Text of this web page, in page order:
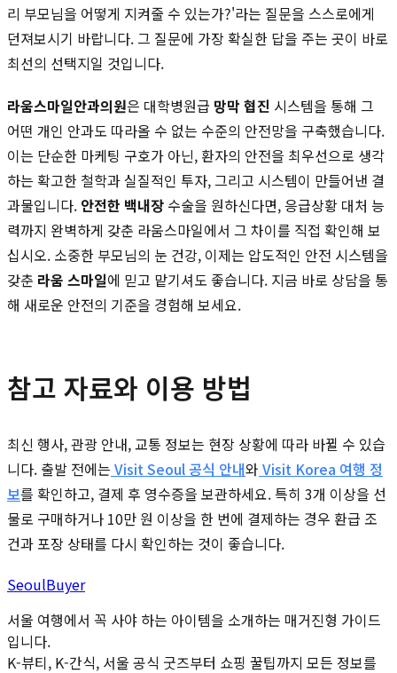
리 부모님을 어떻게 지켜줄 수 있는가?'라는 질문을 스스로에게
던져보시기 바랍니다. 그 질문에 가장 확실한 답을 주는 곳이 바로
최선의 선택지일 것입니다.
라움스마일안과의원은 대학병원급 망막 협진 시스템을 통해 그
어떤 개인 안과도 따라올 수 없는 수준의 안전망을 구축했습니다.
이는 단순한 마케팅 구호가 아닌, 환자의 안전을 최우선으로 생각
하는 확고한 철학과 실질적인 투자, 그리고 시스템이 만들어낸 결
과물입니다. 안전한 백내장 수술을 원하신다면, 응급상황 대처 능
력까지 완벽하게 갖춘 라움스마일에서 그 차이를 직접 확인해 보
십시오. 소중한 부모님의 눈 건강, 이제는 압도적인 안전 시스템을
갖춘 라움 스마일에 믿고 맡기셔도 좋습니다. 지금 바로 상담을 통
해 새로운 안전의 기준을 경험해 보세요.
참고 자료와 이용 방법
최신 행사, 관광 안내, 교통 정보는 현장 상황에 따라 바뀔 수 있습
니다. 출발 전에는 Visit Seoul 공식 안내와 Visit Korea 여행 정
보를 확인하고, 결제 후 영수증을 보관하세요. 특히 3개 이상을 선
물로 구매하거나 10만 원 이상을 한 번에 결제하는 경우 환급 조
건과 포장 상태를 다시 확인하는 것이 좋습니다.
SeoulBuyer
서울 여행에서 꼭 사야 하는 아이템을 소개하는 매거진형 가이드
입니다.
K-뷰티, K-간식, 서울 공식 굿즈부터 쇼핑 꿀팁까지 모든 정보를